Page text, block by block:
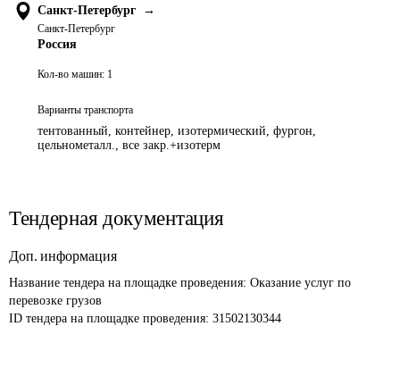
Санкт-Петербург →
Санкт-Петербург
Россия
Кол-во машин: 1
Варианты транспорта
тентованный, контейнер, изотермический, фургон,
цельнометалл., все закр.+изотерм
Тендерная документация
Доп. информация
Название тендера на площадке проведения: Оказание услуг по
перевозке грузов
ID тендера на площадке проведения: 31502130344